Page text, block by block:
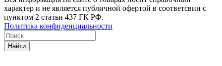
характер и не является публичной офертой в соответсвии с
пунктом 2 статьи 437 ГК РФ.
Политика конфиденциальности
Найти